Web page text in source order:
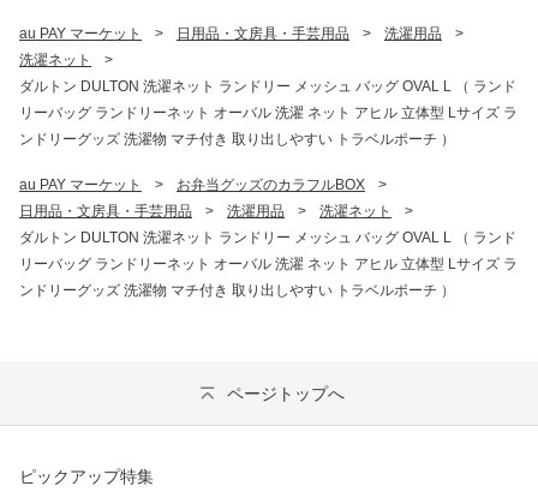
au PAY マーケット > 日用品・文房具・手芸用品 > 洗濯用品
>
洗濯ネット
>
ダルトン DULTON 洗濯ネット ランドリー メッシュ バッグ OVAL L （ ランド
リーバッグ ランドリーネット オーバル 洗濯 ネット アヒル 立体型 Lサイズ ラ
ンドリーグッズ 洗濯物 マチ付き 取り出しやすい トラベルポーチ ）
au PAY マーケット > お弁当グッズのカラフルBOX
>
日用品・文房具・手芸用品
> 洗濯用品 > 洗濯ネット
>
ダルトン DULTON 洗濯ネット ランドリー メッシュ バッグ OVAL L （ ランド
リーバッグ ランドリーネット オーバル 洗濯 ネット アヒル 立体型 Lサイズ ラ
ンドリーグッズ 洗濯物 マチ付き 取り出しやすい トラベルポーチ ）
ページトップへ
ピックアップ特集